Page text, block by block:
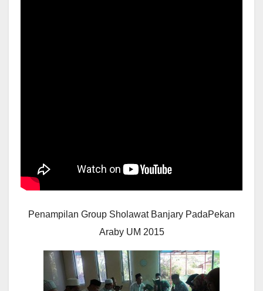
Penampilan Group Sholawat Banjary PadaPekan
Araby UM 2015